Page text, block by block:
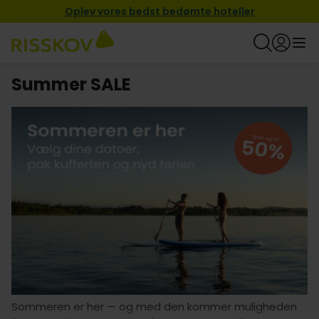
Oplev vores bedst bedømte hoteller
Summer SALE
Sommeren er her — og med den kommer muligheden